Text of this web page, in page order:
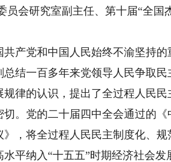
会研究室副主任、第十届“全国
党和中国人民始终不渝坚持的
结一百多年来党领导人民争取
律的认识，提出了全过程人民
。党的二十届四中全会通过的
，将全过程人民民主制度化、
平纳入“十五五”时期经济社会